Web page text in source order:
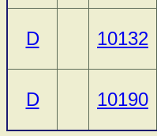
D 10132
D 10190